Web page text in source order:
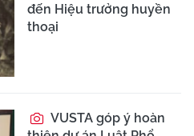
đến Hiệu trưởng huyền
thoại
VUSTA góp ý hoàn